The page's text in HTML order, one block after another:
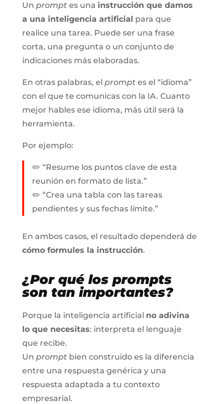
Un promptes una instrucción que damos
a una inteligencia artificial para que
realice una tarea. Puede ser una frase
corta, una pregunta o un conjunto de
indicaciones más elaboradas.
En otras palabras, el promptes el “idioma”
con el que te comunicas con la IA. Cuanto
mejor hables ese idioma, más útil será la
herramienta.
Por ejemplo:
✏️ “Resume los puntos clave de esta
reunión en formato de lista.”
✏️ “Crea una tabla con las tareas
pendientes y sus fechas límite.”
En ambos casos, el resultado dependerá de
cómo formules la instrucción.
¿Por qué los prompts
son tan importantes?
Porque la inteligencia artificial no adivina
lo que necesitas: interpreta el lenguaje
que recibe.
Un promptbien construido es la diferencia
entre una respuesta genérica y una
respuesta adaptada a tu contexto
empresarial.